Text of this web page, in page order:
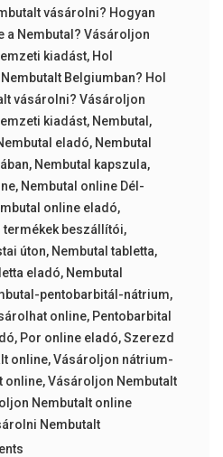
vásárolni? Hogyan
a Nembutal? Vásároljon
kiadást, Hol
Belgiumban? Hol
vásárolni? Vásároljon
kiadást, Nembutal ,
eladó, Nembutal
, Nembutal kapszula,
, Nembutal online Dél-
online eladó,
termékek beszállítói,
úton, Nembutal tabletta,
eladó, Nembutal
pentobarbitál-nátrium,
online, Pentobarbital
, Por online eladó,Szerezd
online,Vásároljon nátrium-
online,Vásároljon Nembutalt
Nembutalt online
Nembutalt